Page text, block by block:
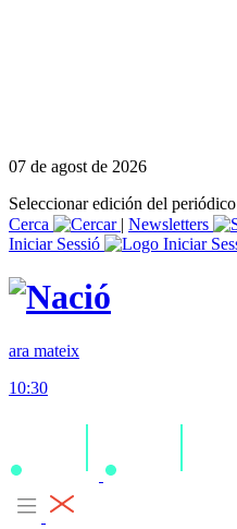
07 de agost de 2026
Seleccionar edición del periódico
Cerca
| Newsletters
Iniciar Sessió
ara mateix
10:30